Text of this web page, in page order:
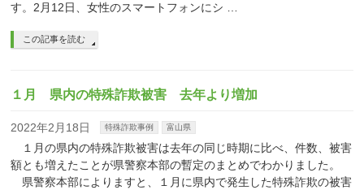
す。2月12日、女性のスマートフォンにシ …
この記事を読む
１月 県内の特殊詐欺被害 去年より増加
2022年2月18日 特殊詐欺事例 富山県
１月の県内の特殊詐欺被害は去年の同じ時期に比べ、件数、被害
額とも増えたことが県警察本部の暫定のまとめでわかりました。
県警察本部によりますと、１月に県内で発生した特殊詐欺の被害